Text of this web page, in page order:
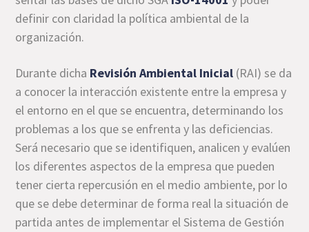
definir con claridad la política ambiental de la
organización.
Durante dicha Revisión Ambiental Inicial (RAI) se da
a conocer la interacción existente entre la empresa y
el entorno en el que se encuentra, determinando los
problemas a los que se enfrenta y las deficiencias.
Será necesario que se identifiquen, analicen y evalúen
los diferentes aspectos de la empresa que pueden
tener cierta repercusión en el medio ambiente, por lo
que se debe determinar de forma real la situación de
partida antes de implementar el Sistema de Gestión